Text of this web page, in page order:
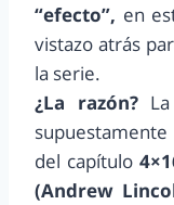
“efecto”, en
vistazo atrás
la serie.
¿La razón?
del capítulo
(Andrew